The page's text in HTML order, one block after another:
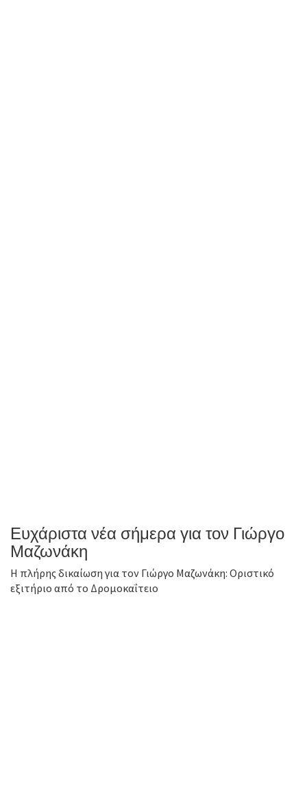
Ευχάριστα νέα σήμερα για τον Γιώργο
Μαζωνάκη
Η πλήρης δικαίωση για τον Γιώργο Μαζωνάκη: Οριστικό
εξιτήριο από το Δρομοκαΐτειο